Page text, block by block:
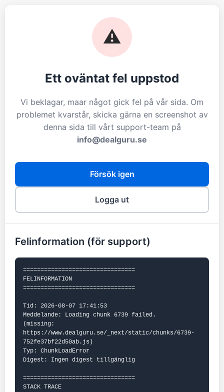
⚠️
Ett oväntat fel uppstod
Vi beklagar, maar något gick fel på vår sida. Om
problemet kvarstår, skicka gärna en screenshot av
denna sida till vårt support-team på
info@dealguru.se
Försök igen
Logga ut
Felinformation (för support)
================================
FELINFORMATION
================================
Tid: 2026-08-07 17:41:53
Meddelande: Loading chunk 6739 failed.
(missing:
https://www.dealguru.se/_next/static/chunks/6739-
752fe37bf22d50ab.js)
Typ: ChunkLoadError
Digest: Ingen digest tillgänglig
================================
STACK TRACE